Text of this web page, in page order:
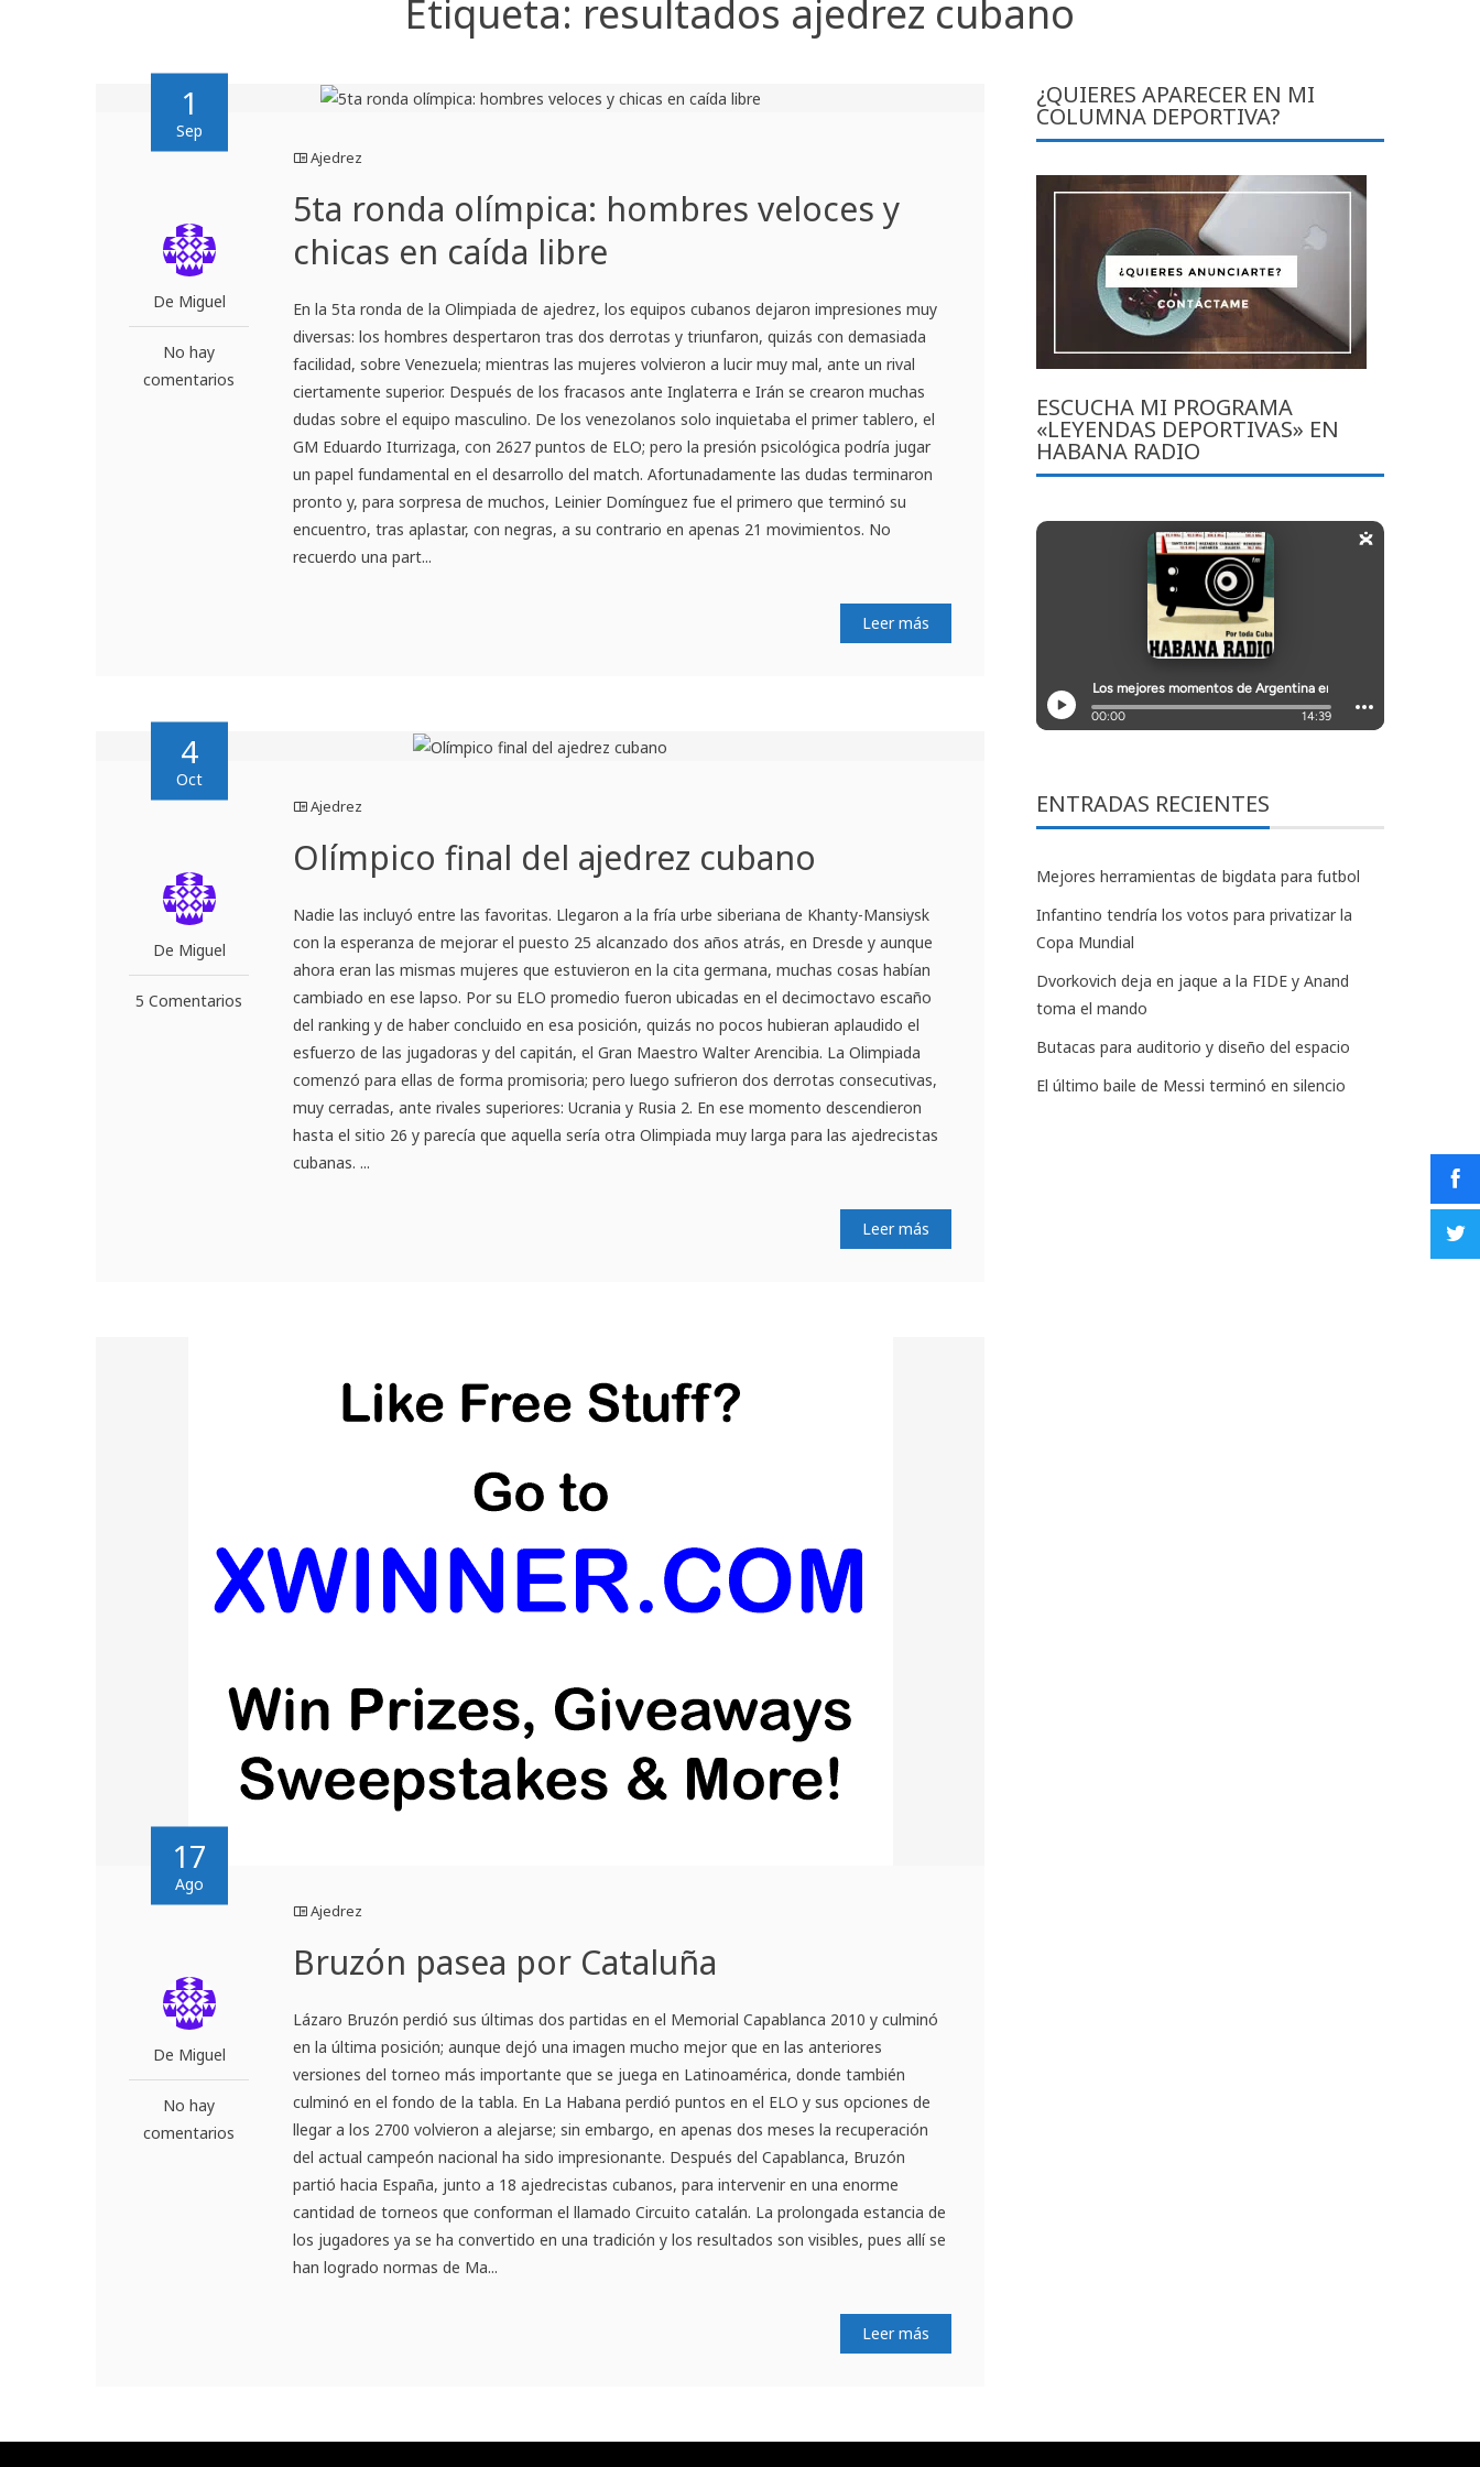
Etiqueta: resultados ajedrez cubano
1
Sep
De Miguel
No hay
comentarios
Ajedrez
5ta ronda olímpica: hombres veloces y
chicas en caída libre
En la 5ta ronda de la Olimpiada de ajedrez, los equipos cubanos dejaron impresiones muy
diversas: los hombres despertaron tras dos derrotas y triunfaron, quizás con demasiada
facilidad, sobre Venezuela; mientras las mujeres volvieron a lucir muy mal, ante un rival
ciertamente superior. Después de los fracasos ante Inglaterra e Irán se crearon muchas
dudas sobre el equipo masculino. De los venezolanos solo inquietaba el primer tablero, el
GM Eduardo Iturrizaga, con 2627 puntos de ELO; pero la presión psicológica podría jugar
un papel fundamental en el desarrollo del match. Afortunadamente las dudas terminaron
pronto y, para sorpresa de muchos, Leinier Domínguez fue el primero que terminó su
encuentro, tras aplastar, con negras, a su contrario en apenas 21 movimientos. No
recuerdo una part...
Leer más
4
Oct
De Miguel
5 Comentarios
Ajedrez
Olímpico final del ajedrez cubano
Nadie las incluyó entre las favoritas. Llegaron a la fría urbe siberiana de Khanty-Mansiysk
con la esperanza de mejorar el puesto 25 alcanzado dos años atrás, en Dresde y aunque
ahora eran las mismas mujeres que estuvieron en la cita germana, muchas cosas habían
cambiado en ese lapso. Por su ELO promedio fueron ubicadas en el decimoctavo escaño
del ranking y de haber concluido en esa posición, quizás no pocos hubieran aplaudido el
esfuerzo de las jugadoras y del capitán, el Gran Maestro Walter Arencibia. La Olimpiada
comenzó para ellas de forma promisoria; pero luego sufrieron dos derrotas consecutivas,
muy cerradas, ante rivales superiores: Ucrania y Rusia 2. En ese momento descendieron
hasta el sitio 26 y parecía que aquella sería otra Olimpiada muy larga para las ajedrecistas
cubanas. ...
Leer más
17
Ago
De Miguel
No hay
comentarios
Ajedrez
Bruzón pasea por Cataluña
Lázaro Bruzón perdió sus últimas dos partidas en el Memorial Capablanca 2010 y culminó
en la última posición; aunque dejó una imagen mucho mejor que en las anteriores
versiones del torneo más importante que se juega en Latinoamérica, donde también
culminó en el fondo de la tabla. En La Habana perdió puntos en el ELO y sus opciones de
llegar a los 2700 volvieron a alejarse; sin embargo, en apenas dos meses la recuperación
del actual campeón nacional ha sido impresionante. Después del Capablanca, Bruzón
partió hacia España, junto a 18 ajedrecistas cubanos, para intervenir en una enorme
cantidad de torneos que conforman el llamado Circuito catalán. La prolongada estancia de
los jugadores ya se ha convertido en una tradición y los resultados son visibles, pues allí se
han logrado normas de Ma...
Leer más
¿QUIERES APARECER EN MI
COLUMNA DEPORTIVA?
ESCUCHA MI PROGRAMA
«LEYENDAS DEPORTIVAS» EN
HABANA RADIO
ENTRADAS RECIENTES
Mejores herramientas de bigdata para futbol
Infantino tendría los votos para privatizar la
Copa Mundial
Dvorkovich deja en jaque a la FIDE y Anand
toma el mando
Butacas para auditorio y diseño del espacio
El último baile de Messi terminó en silencio